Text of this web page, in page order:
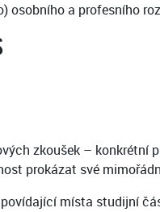
osobního a profesního
zkoušek –
prokázat své
místa studijní